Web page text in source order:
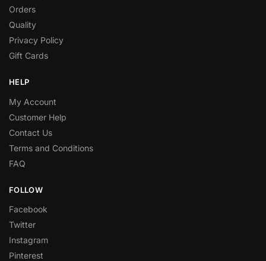
Orders
Quality
Privacy Policy
Gift Cards
HELP
My Account
Customer Help
Contact Us
Terms and Conditions
FAQ
FOLLOW
Facebook
Twitter
Instagram
Pinterest